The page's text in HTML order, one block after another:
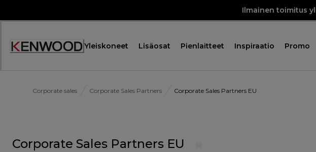
Ilmainen toimitus
Yleiskoneet Lisäosat Pienlaitteet Inspiraatio Promo
Corporate sales Corporate Sales Partners Corporate Sales Partners EU
Corporate Sales Partners EU